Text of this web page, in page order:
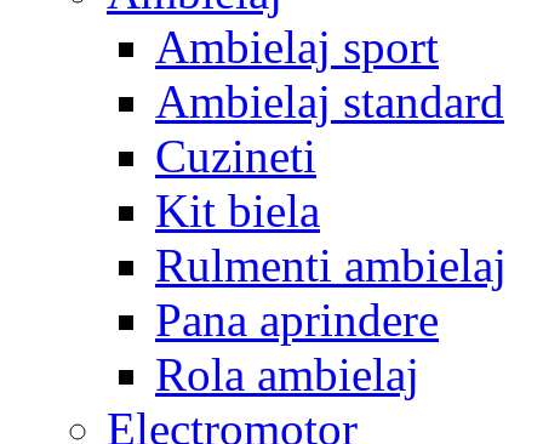
Ambielaj sport
Ambielaj standard
Cuzineti
Kit biela
Rulmenti ambielaj
Pana aprindere
Rola ambielaj
Electromotor